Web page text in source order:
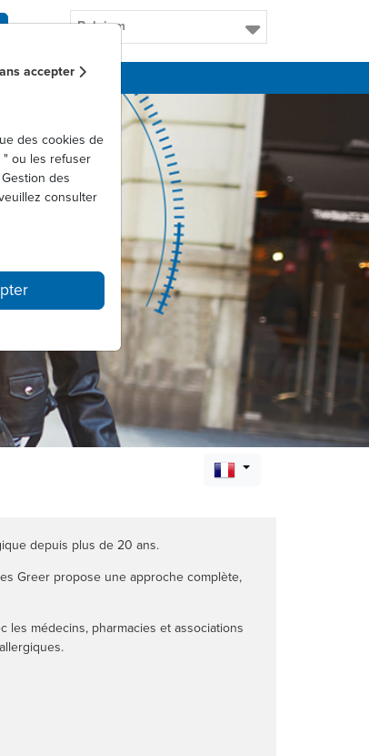
Belgium
depuis plus de 20 ans.
Greer propose une approche complète,
les médecins, pharmacies et associations
accepter
des cookies de
" ou les refuser
des
consulter